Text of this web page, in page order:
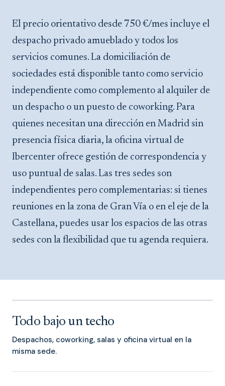
El precio orientativo desde 750 €/mes incluye el
despacho privado amueblado y todos los
servicios comunes. La domiciliación de
sociedades está disponible tanto como servicio
independiente como complemento al alquiler de
un despacho o un puesto de coworking. Para
quienes necesitan una dirección en Madrid sin
presencia física diaria, la oficina virtual de
Ibercenter ofrece gestión de correspondencia y
uso puntual de salas. Las tres sedes son
independientes pero complementarias: si tienes
reuniones en la zona de Gran Vía o en el eje de la
Castellana, puedes usar los espacios de las otras
sedes con la flexibilidad que tu agenda requiera.
Todo bajo un techo
Despachos, coworking, salas y oficina virtual en la
misma sede.